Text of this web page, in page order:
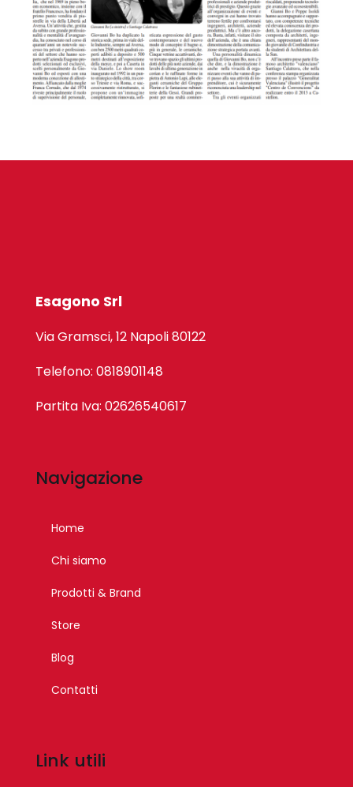
Esagono Srl
Via Gramsci, 12 Napoli 80122
Telefono: 0818901148
Partita Iva: 02626540617
Navigazione
Home
Chi siamo
Prodotti & Brand
Store
Blog
Contatti
Link utili